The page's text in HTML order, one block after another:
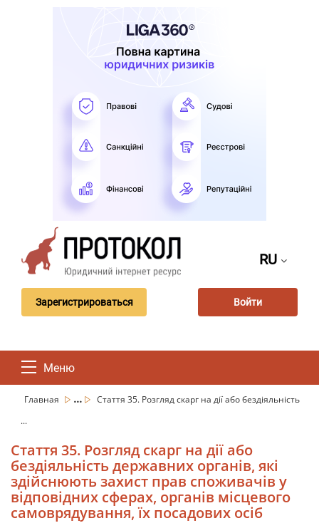
RU
Зарегистрироваться Войти
Меню
Главная ...
Стаття 35. Розгляд скарг на дії або бездіяльність
...
Стаття 35. Розгляд скарг на дії або
бездіяльність державних органів, які
здійснюють захист прав споживачів у
відповідних сферах, органів місцевого
самоврядування, їх посадових осіб